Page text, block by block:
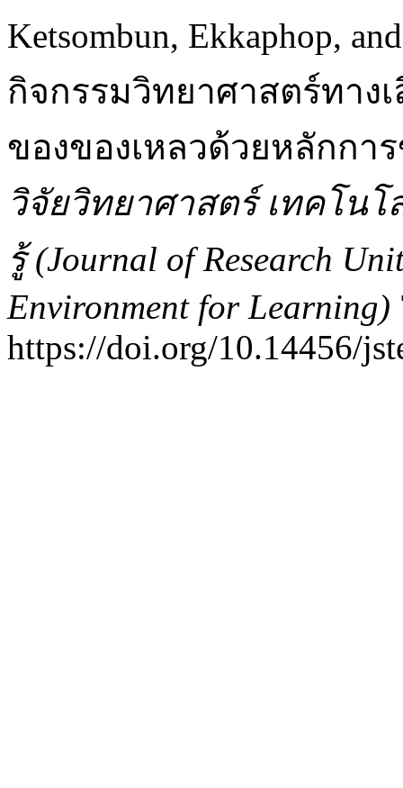
Ketsombun, Ekkaphop,
กิจกรรมวิทยาศาสตร์ทา
ของของเหลวด้วยหลักกา
วิจัยวิทยาศาสตร์ เทคโนโ
รู้ (Journal of Research
Environment for Learning)
https://doi.org/10.14456/